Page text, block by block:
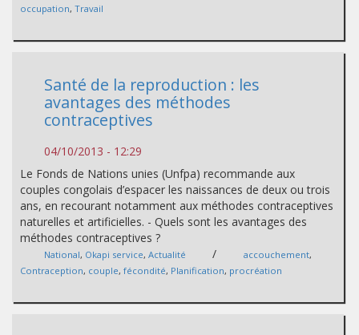
occupation, Travail
Santé de la reproduction : les
avantages des méthodes
contraceptives
04/10/2013 - 12:29
Le Fonds de Nations unies (Unfpa) recommande aux
couples congolais d’espacer les naissances de deux ou trois
ans, en recourant notamment aux méthodes contraceptives
naturelles et artificielles. - Quels sont les avantages des
méthodes contraceptives ?
National, Okapi service, Actualité / accouchement,
Contraception, couple, fécondité, Planification, procréation